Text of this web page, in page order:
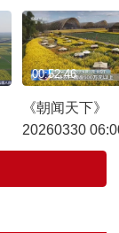
《朝闻天下》
20260330
00:52:46